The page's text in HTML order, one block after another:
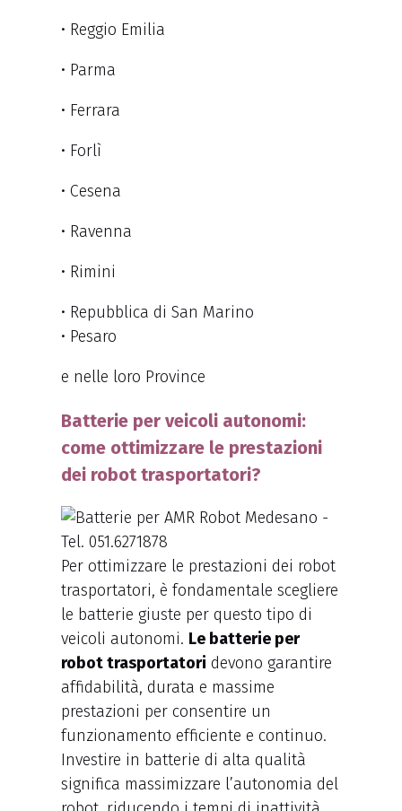
• Reggio Emilia
• Parma
• Ferrara
• Forlì
• Cesena
• Ravenna
• Rimini
• Repubblica di San Marino
• Pesaro
e nelle loro Province
Batterie per veicoli autonomi:
come ottimizzare le prestazioni
dei robot trasportatori?
Per ottimizzare le prestazioni dei robot
trasportatori, è fondamentale scegliere
le batterie giuste per questo tipo di
veicoli autonomi. Le batterie per
robot trasportatori devono garantire
affidabilità, durata e massime
prestazioni per consentire un
funzionamento efficiente e continuo.
Investire in batterie di alta qualità
significa massimizzare l’autonomia del